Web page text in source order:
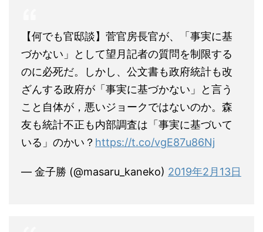
【何でも官邸談】菅官房長官が、「事実に基
づかない」として望月記者の質問を制限する
のに必死だ。しかし、公文書も政府統計も改
ざんする政府が「事実に基づかない」と言う
こと自体が，悪いジョークではないのか。森
友も統計不正も内部調査は「事実に基づいて
いる」のかい？ https://t.co/vgE87u86Nj
— 金子勝 (@masaru_kaneko) 2019年2月13日